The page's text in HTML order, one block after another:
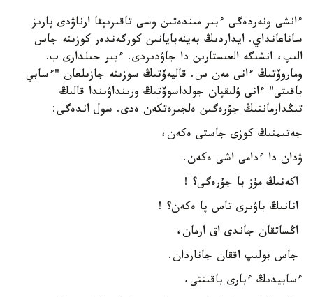
ءانشى ونەردەگى ءبىر مىندەتىن وسى تاقىرىپقا ارناۋدى پارىز
ساناعانداي. ايداردىڭ بەينەبايانىن كورگەندەر كوزىنە جاس
الىپ، انشىگە العىستارىن دا جاۋدىردى. ءبىر جىلدارى ب.
وماروۆتىڭ ءانى مەن س. قاليەۆتىڭ سوزىنە جازىلعان "ءسابي
باقىتى" ءانى ۇلىقپان جولداسوۆتىڭ ورىنداۋىندا قالىڭ
تىڭدارماننىڭ جۇرەگىن ەلجىرەتكەن ەدى. سول اندەگى:
جەتىمنىڭ كوزى جاستى ەكەن،
ۋدان دا ءدامى اشى ەكەن.
اكەنىڭ مۇز با جۇرەگى؟ !
انانىڭ باۋىرى تاس پا ەكەن؟ !
اڭساتقان جاندى اق ارمان،
جاس بولىپ اققان جاناردان.
ءسابيدىڭ ءبارى باقىتتى،